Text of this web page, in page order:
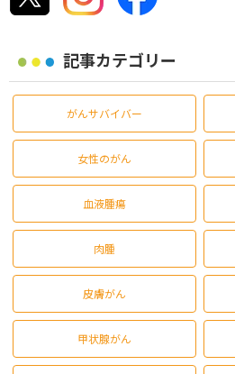
記事カテゴリー
がんサバイバー
女性のがん
血液腫瘍
肉腫
皮膚がん
甲状腺がん